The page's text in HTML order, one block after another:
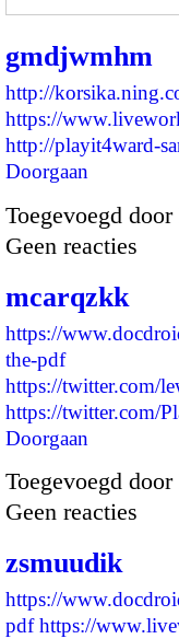
gmdjwmhm
http://
https://
http://playit4ward-
Doorgaan
Toegevoegd door
Geen reacties
mcarqzkk
https://
the-pdf
https://twitter.com/
https://twitter.com/
Doorgaan
Toegevoegd door
Geen reacties
zsmuudik
https://
pdf https://